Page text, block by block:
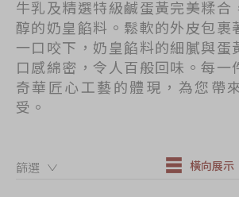
奇華LINE
FRIENDS禮盒
所有產品
牛乳及精選特級鹹蛋黃完美糅合
醇的奶皇餡料。鬆軟的外皮包裹
一口咬下，奶皇餡料的細膩與蛋
口感綿密，令人百般回味。每一
奇華匠心工藝的體現，為您帶
受。
篩選： 橫向展示